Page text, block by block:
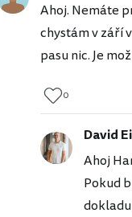
Ahoj. Nemáte
chystám v září
pasu nic. Je
0
David
Ahoj
Pokud